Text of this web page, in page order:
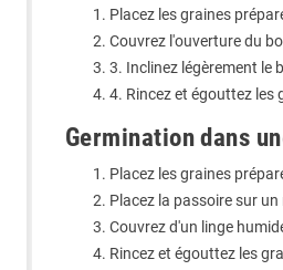
Placez les graines
Couvrez l'ouverture du
3. Inclinez légèrement le
4. Rincez et égouttez les
Germination dans
Placez les graines
Placez la passoire sur
Couvrez d'un linge
Rincez et égouttez les